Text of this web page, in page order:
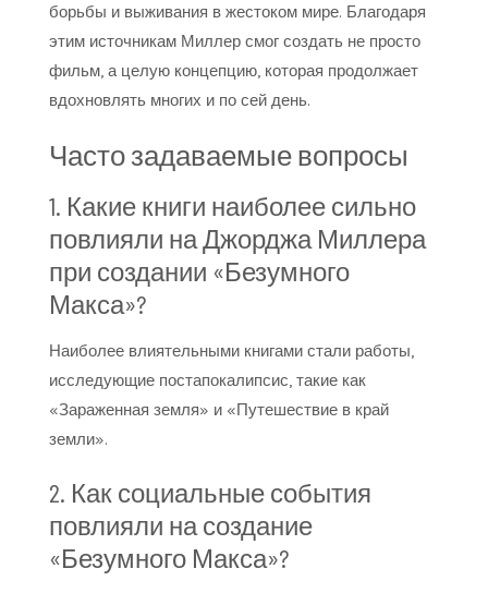
борьбы и выживания в жестоком мире. Благодаря
этим источникам Миллер смог создать не просто
фильм, а целую концепцию, которая продолжает
вдохновлять многих и по сей день.
Часто задаваемые вопросы
1. Какие книги наиболее сильно
повлияли на Джорджа Миллера
при создании «Безумного
Макса»?
Наиболее влиятельными книгами стали работы,
исследующие постапокалипсис, такие как
«Зараженная земля» и «Путешествие в край
земли».
2. Как социальные события
повлияли на создание
«Безумного Макса»?